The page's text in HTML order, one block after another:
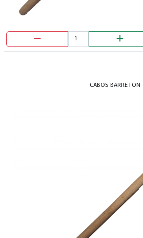
CABOS BARRETON